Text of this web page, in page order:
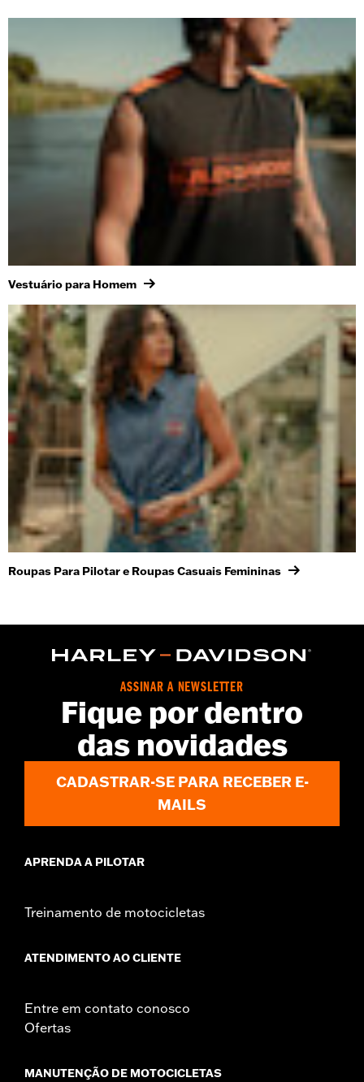
Vestuário para Homem
Roupas Para Pilotar e Roupas Casuais Femininas
ASSINAR A NEWSLETTER
Fique por dentro
das novidades
CADASTRAR-SE PARA RECEBER E-
MAILS
APRENDA A PILOTAR
Treinamento de motocicletas
ATENDIMENTO AO CLIENTE
Entre em contato conosco
Ofertas
MANUTENÇÃO DE MOTOCICLETAS